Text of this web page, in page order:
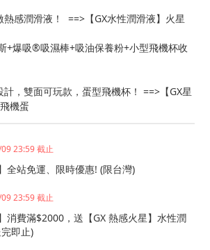
熱感潤滑液！  ==>【GX水性潤滑液】火星
+爆吸®吸濕棒+吸油保養粉+小型飛機杯收
計，雙面可玩款，蛋型飛機杯！ ==>【GX星
機蛋
23:59 截止
全站免運、限時優惠! (限台灣)
23:59 截止
消費滿$2000，送【GX 熱感火星】水性潤
即止)